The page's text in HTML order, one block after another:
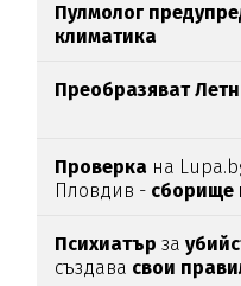
Пулмолог
климатика
Преобразяват
Проверка на
Пловдив - сборище
Психиатър за
създава свои